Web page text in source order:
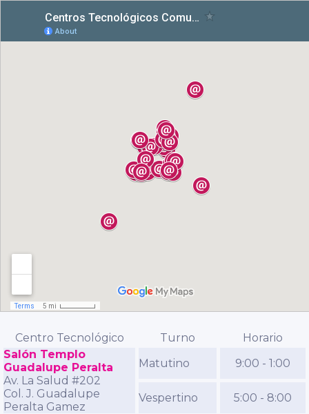
Centro Tecnológico Turno
Horario
Salón Templo
Guadalupe Peralta
Av. La Salud #202
Col. J. Guadalupe
Peralta Gamez
Matutino 9:00 - 1:00
Vespertino
5:00 - 8:00